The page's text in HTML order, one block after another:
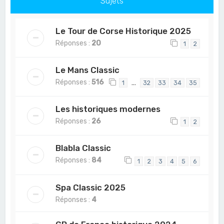
Le Tour de Corse Historique 2025
Réponses : 20 1 2
Le Mans Classic
Réponses :516 1 … 32 33 34 35
Les historiques modernes
Réponses : 26 1 2
Blabla Classic
Réponses : 84 1 2 3 4 5 6
Spa Classic 2025
Réponses : 4